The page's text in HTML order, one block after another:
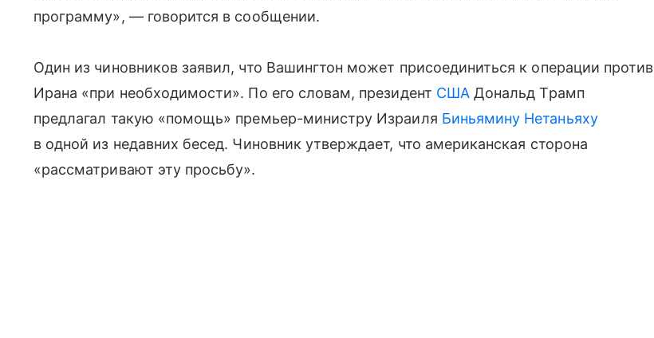
программу», — говорится в сообщении.
Один из чиновников заявил, что Вашингтон может присоединиться к операции против
Ирана «при необходимости». По его словам, президент СШАДональд Трамп
предлагал такую «помощь» премьер-министру Израиля Биньямину Нетаньяху
в одной из недавних бесед. Чиновник утверждает, что американская сторона
«рассматривают эту просьбу».